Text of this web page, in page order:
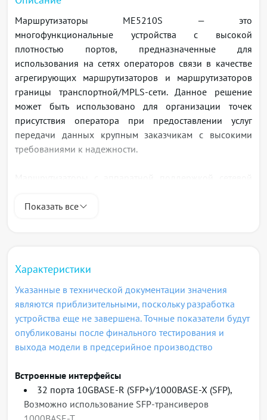
Маршрутизаторы ME5210S — это
многофункциональные уcтройства с высокой
плотностью портов, предназначенные для
использования на сетях операторов связи в качестве
агрегирующих маршрутизаторов и маршрутизаторов
границы транспортной/MPLS-сети. Данное решение
может быть использовано для организации точек
присутствия оператора при предоставлении услуг
передачи данных крупным заказчикам с высокими
требованиями к надежности.
выделенными интерфейсами SMB для ввода/вывода
мобильных операторов в роли транспорта Mobile
Backhaul.
ME5210S входят в состав серии MЕ и имеет
единообразное программное обеспечение и
интерфейсы управления. Основными
функциональными возможностями устройств, помимо
широкая поддержка механизмов коммутации MPLS, в
том числе сервисов MPLS Layer3 VPN, VPLS
(Kompella/Martini), VPWS с возможностями pseudowire
Показать все
Характеристики
Указанные в технической документации значения
являются приблизительными, поскольку разработка
устройства еще не завершена. Точные показатели будут
опубликованы после финального тестирования и
выхода модели в предсерийное производство
Встроенные интерфейсы
32 порта 10GBASE-R (SFP+)/1000BASE-X (SFP),
Возможно использование SFP-трансиверов